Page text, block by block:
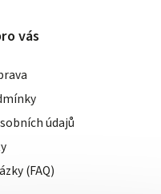
vás
údajů
(FAQ)